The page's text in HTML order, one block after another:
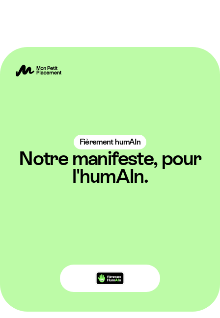
Fièrement humAIn
Notre manifeste, pour
l'humAIn.